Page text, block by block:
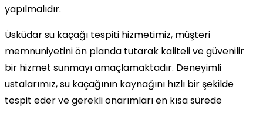
yapılmalıdır.
Üsküdar su kaçağı tespiti hizmetimiz, müşteri
memnuniyetini ön planda tutarak kaliteli ve güvenilir
bir hizmet sunmayı amaçlamaktadır. Deneyimli
ustalarımız, su kaçağının kaynağını hızlı bir şekilde
tespit eder ve gerekli onarımları en kısa sürede